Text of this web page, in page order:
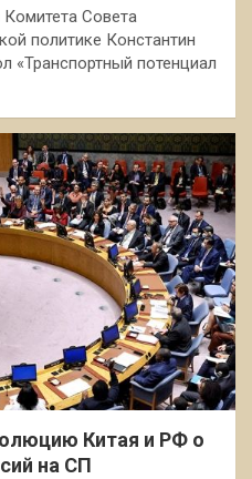
Совета
политике Константин
«Транспортный потенциал
Китая и РФ о
на СП